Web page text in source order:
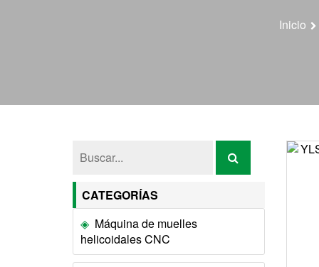
Inicio
CATEGORÍAS
Máquina de muelles
helicoidales CNC